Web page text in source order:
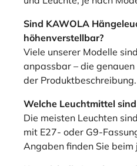
Sind KAWOLA
höhenverstellbar?
Viele unserer Modelle
anpassbar – die
der Produktbeschreibung.
Welche Leuchtmittel
Die meisten Leuchten
mit E27- oder G9-
Angaben finden Sie